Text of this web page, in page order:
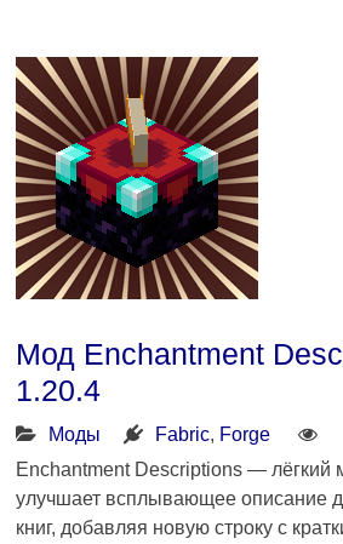
Мод Enchantment
1.20.4
Моды Fabric, Forge
Enchantment Descriptions — лёгкий
улучшает всплывающее описание
книг, добавляя новую строку с